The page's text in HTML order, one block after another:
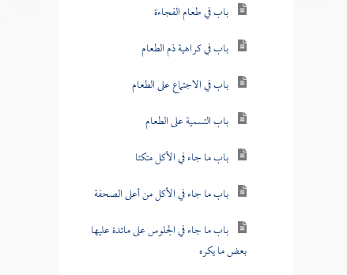
باب في طعام الفجاءة
باب في كراهية ذم الطعام
باب في الاجتماع على الطعام
باب التسمية على الطعام
باب ما جاء في الأكل متكئا
باب ما جاء في الأكل من أعلى الصحفة
باب ما جاء في الجلوس على مائدة عليها
بعض ما يكره